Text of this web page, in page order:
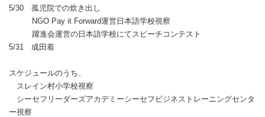
5/30 孤児院での炊き出し
NGO Pay it Forward運営日本語学校視察
躍進会運営の日本語学校にてスピーチコンテスト
5/31 成田着
スケジュールのうち、
スレイン村小学校視察
シーセフリーダーズアカデミーシーセフビジネストレーニングセンタ
ー視察